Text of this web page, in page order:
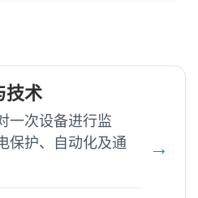
技术
一次设备进行监
保护、自动化及通